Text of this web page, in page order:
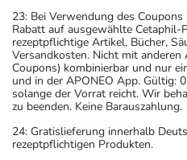
23: Bei Verwendung des
Rabatt auf ausgewählte
rezeptpflichtige Artikel, Bücher,
Versandkosten. Nicht mit
Coupons) kombinierbar und nur
und in der APONEO App. Gültig:
solange der Vorrat reicht. Wir
zu beenden. Keine Barauszahlung.
24: Gratislieferung innerhalb
rezeptpflichtigen Produkten.